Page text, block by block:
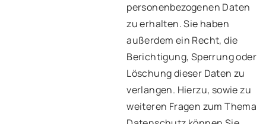
personenbezogenen Daten
zu erhalten. Sie haben
außerdem ein Recht, die
Berichtigung, Sperrung oder
Löschung dieser Daten zu
verlangen. Hierzu, sowie zu
weiteren Fragen zum Thema